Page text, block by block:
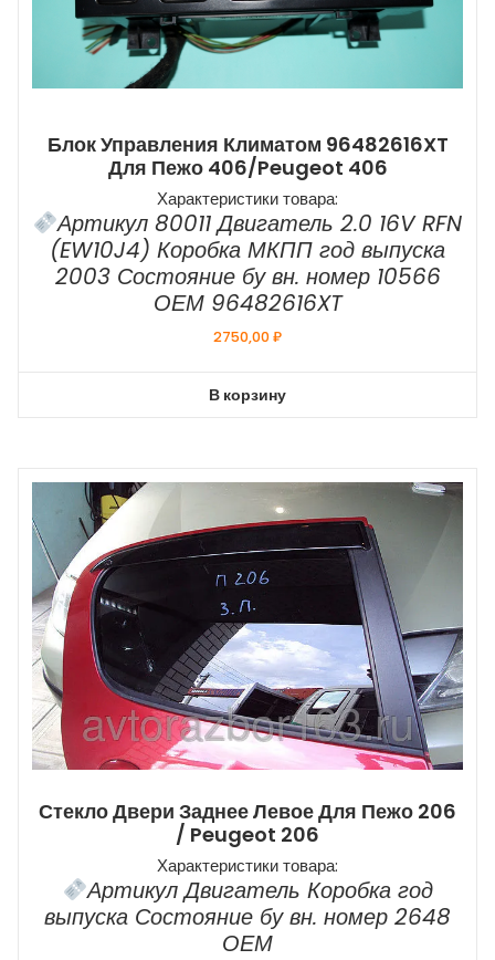
Блок Управления Климатом 96482616XT
Для Пежо 406/Peugeot 406
Характеристики товара:
Артикул 80011 Двигатель 2.0 16V RFN
(EW10J4) Коробка МКПП год выпуска
2003 Состояние бу вн. номер 10566
ОЕМ 96482616XT
2750,00₽
В корзину
Стекло Двери Заднее Левое Для Пежо 206
/ Peugeot 206
Характеристики товара:
Артикул Двигатель Коробка год
выпуска Состояние бу вн. номер 2648
ОЕМ